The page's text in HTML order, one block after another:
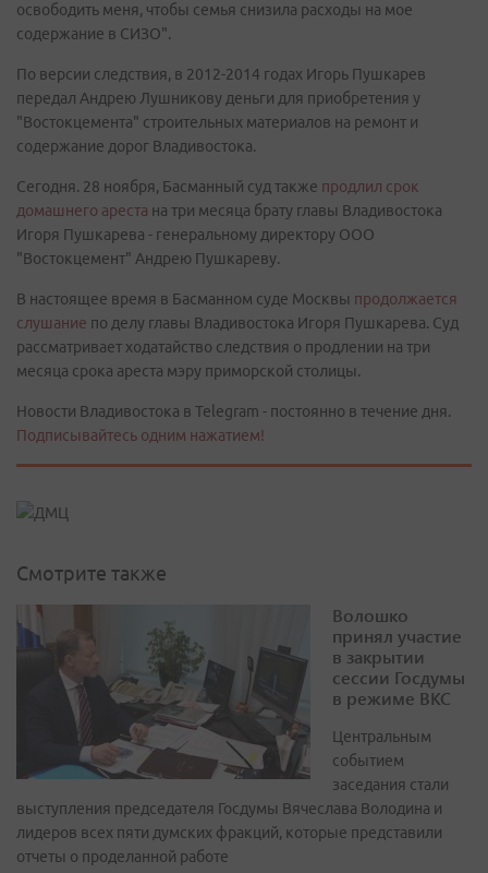
освободить меня, чтобы семья снизила расходы на мое
содержание в СИЗО".
По версии следствия, в 2012-2014 годах Игорь Пушкарев
передал Андрею Лушникову деньги для приобретения у
"Востокцемента" строительных материалов на ремонт и
содержание дорог Владивостока.
Сегодня. 28 ноября, Басманный суд также продлил срок
домашнего ареста на три месяца брату главы Владивостока
Игоря Пушкарева - генеральному директору ООО
"Востокцемент" Андрею Пушкареву.
В настоящее время в Басманном суде Москвы продолжается
слушание по делу главы Владивостока Игоря Пушкарева. Суд
рассматривает ходатайство следствия о продлении на три
месяца срока ареста мэру приморской столицы.
Новости Владивостока в Telegram - постоянно в течение дня.
Подписывайтесь одним нажатием!
Смотрите также
Волошко
принял участие
в закрытии
сессии Госдумы
в режиме ВКС
Центральным
событием
заседания стали
выступления председателя Госдумы Вячеслава Володина и
лидеров всех пяти думских фракций, которые представили
отчеты о проделанной работе